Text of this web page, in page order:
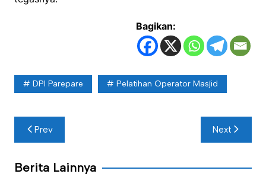
Bagikan:
DPI Parepare Pelatihan Operator Masjid
Navigasi
pos
Prev Next
Berita Lainnya